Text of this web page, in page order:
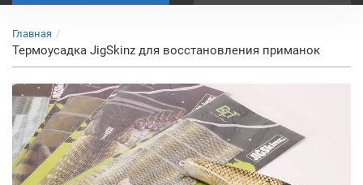
Главная
Термоусадка JigSkinz для восстановления приманок